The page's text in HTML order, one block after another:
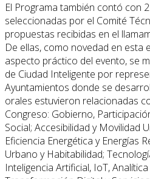
El Programa también contó con
seleccionadas por el Comité
propuestas recibidas en el
De ellas, como novedad en esta
aspecto práctico del evento, se
de Ciudad Inteligente por
Ayuntamientos donde se
orales estuvieron relacionadas
Congreso: Gobierno,
Social; Accesibilidad y Movilidad
Eficiencia Energética y Energías
Urbano y Habitabilidad;
Inteligencia Artificial, IoT,